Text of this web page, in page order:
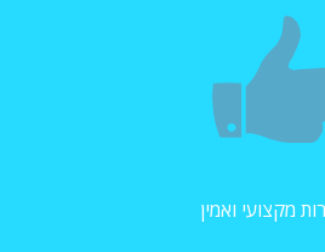
מקצועי ואמין